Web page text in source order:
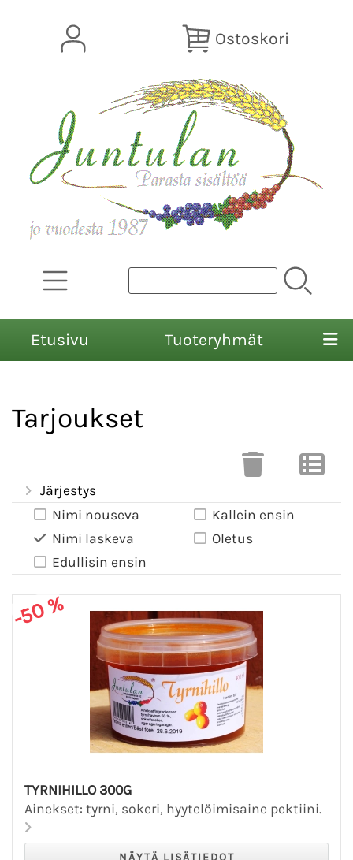
Ostoskori
Etusivu Tuoteryhmät
Tarjoukset
Järjestys
Nimi nouseva
Nimi laskeva
Edullisin ensin
Kallein ensin
Oletus
-50 %
TYRNIHILLO 300G
Ainekset: tyrni, sokeri, hyytelöimisaine pektiini.